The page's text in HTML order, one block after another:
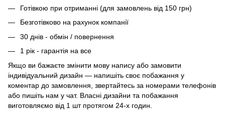
Готівкою при отриманні (для замовлень від 150 грн)
Безготівково на рахунок компанії
30 днів - обмін / повернення
1 рік - гарантія на все
Якщо ви бажаєте змінити мову напису або замовити
індивідуальний дизайн — напишіть своє побажання у
коментар до замовлення, звертайтесь за номерами телефонів
або пишіть нам у чат. Власні дизайни та побажання
виготовляємо від 1 шт протягом 24-х годин.